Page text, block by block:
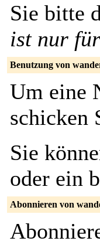
Sie bitte
ist nur
Benutzung von
Um eine
schicken
Sie
oder ein
Abonnieren von